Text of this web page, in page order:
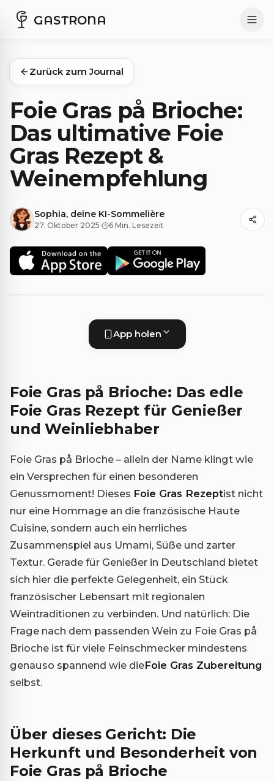
GASTRONA
Zurück zum Journal
Foie Gras på Brioche:
Das ultimative Foie
Gras Rezept &
Weinempfehlung
Sophia, deine KI-Sommelière
27. Oktober 2025· 6 Min. Lesezeit
App holen
Foie Gras på Brioche: Das edle
Foie Gras Rezept für Genießer
und Weinliebhaber
Foie Gras på Brioche – allein der Name klingt wie
ein Versprechen für einen besonderen
Genussmoment! Dieses Foie Gras Rezeptist nicht
nur eine Hommage an die französische Haute
Cuisine, sondern auch ein herrliches
Zusammenspiel aus Umami, Süße und zarter
Textur. Gerade für Genießer in Deutschland bietet
sich hier die perfekte Gelegenheit, ein Stück
französischer Lebensart mit regionalen
Weintraditionen zu verbinden. Und natürlich: Die
Frage nach dem passenden Wein zu Foie Gras på
Brioche ist für viele Feinschmecker mindestens
genauso spannend wie dieFoie Gras Zubereitung
selbst.
Über dieses Gericht: Die
Herkunft und Besonderheit von
Foie Gras på Brioche